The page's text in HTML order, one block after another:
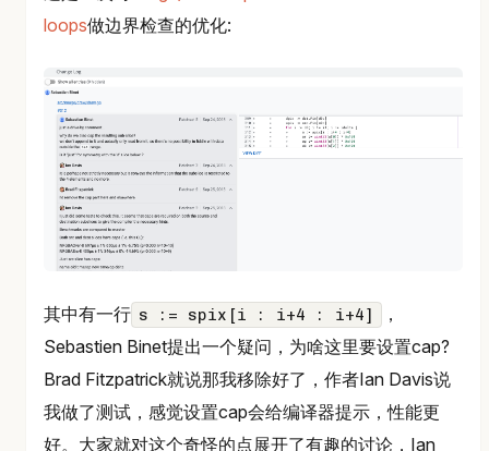
loops做边界检查的优化:
其中有一行 s := spix[i : i+4 : i+4]
，
Sebastien Binet提出一个疑问，为啥这里要设置cap?
Brad Fitzpatrick就说那我移除好了，作者Ian Davis说
我做了测试，感觉设置cap会给编译器提示，性能更
好。大家就对这个奇怪的点展开了有趣的讨论，Ian